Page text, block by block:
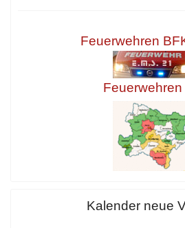
Feuerwehren
Feuerwehren
Kalender neue